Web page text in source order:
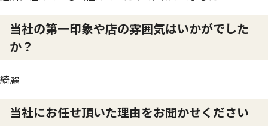
当社の第一印象や店の雰囲気はいかがでした
か？
綺麗
当社にお任せ頂いた理由をお聞かせください